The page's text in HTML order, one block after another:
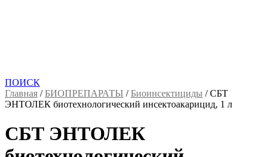
ПОИСК
Главная /БИОПРЕПАРАТЫ /Биоинсектициды /СБТ
ЭНТОЛЕК биотехнологический инсектоакарицид, 1 л
СБТ ЭНТОЛЕК